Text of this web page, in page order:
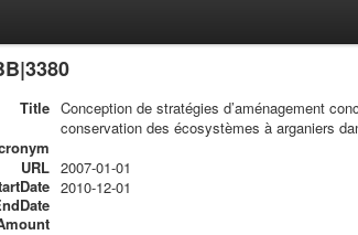
Title Conception de stratégies d’aménagement
conservation des écosystèmes à arganiers
URL 2007-01-01
2010-12-01